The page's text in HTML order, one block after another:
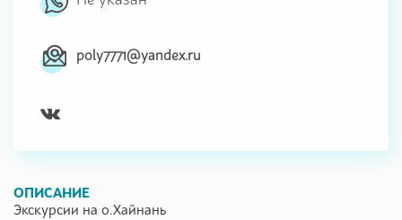
poly7771@yandex.ru
ОПИСАНИЕ
Экскурсии на о.Хайнань